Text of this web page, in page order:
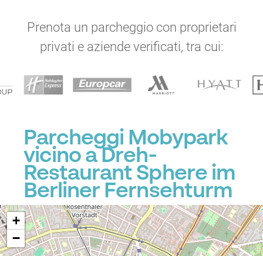
Prenota un parcheggio con proprietari
privati e aziende verificati, tra cui:
Parcheggi Mobypark
vicino a Dreh-
Restaurant Sphere im
Berliner Fernsehturm
+
−